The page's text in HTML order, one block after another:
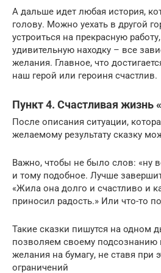
А дальше идет любая история,
голову. Можно уехать в другой
устроиться на прекрасную
удивительную находку – все
желания. Главное, что
наш герой или героиня счастлив.
Пункт 4. Счастливая жизнь
После описания ситуации,
желаемому результату сказку
Важно, чтобы не было слов: «ну
и тому подобное. Лучше
«Жила она долго и счастливо и
приносил радость.» Или что-то
Такие сказки пишутся на одном
позволяем своему подсознанию
желания на бумагу, не ставя при
ограничений